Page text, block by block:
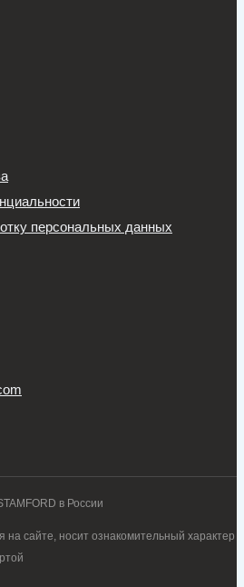
персональных данных
в России
сайте, носит ознакомительный характер